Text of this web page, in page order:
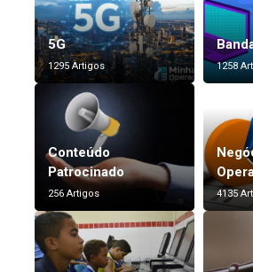
5G
1295 Artigos 1258
Conteúdo
Patrocinado
256 Artigos 4135